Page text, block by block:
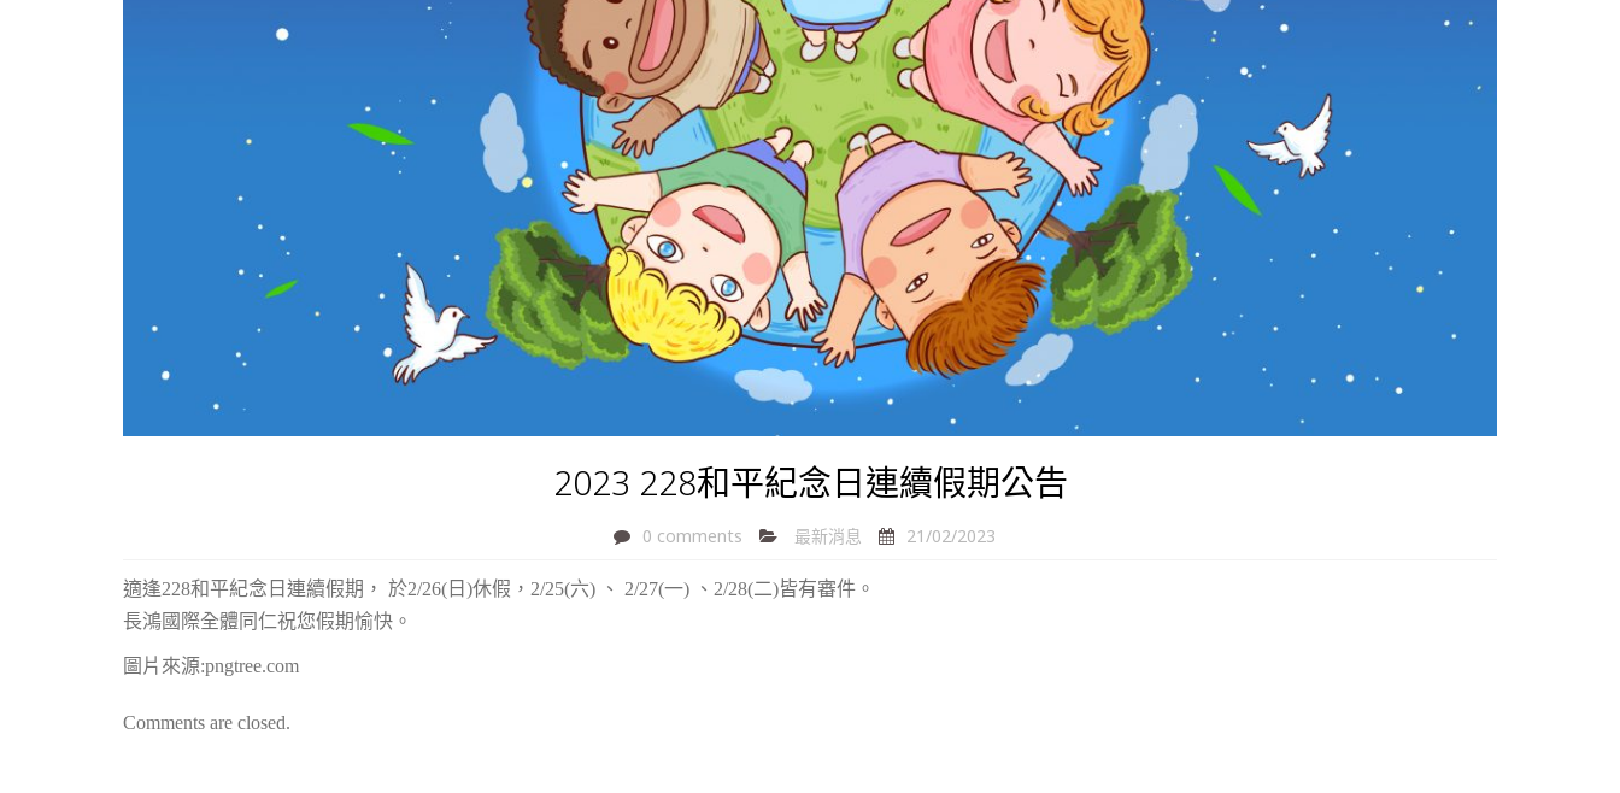
2023 228和平紀念日連續假期公告
0 comments 最新消息 21/02/2023
適逢228和平紀念日連續假期， 於2/26(日)休假，2/25(六) 、 2/27(一) 、2/28(二)皆有審件。
長鴻國際全體同仁祝您假期愉快。
圖片來源:pngtree.com
Comments are closed.